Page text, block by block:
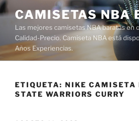
Saltar
al
contenido
CAMISETAS NBA
Las mejores camisetas NBA baratas en
Calidad-Precio. Camiseta NBA está
Años Experiencias.
ETIQUETA: NIKE CAMISETA
STATE WARRIORS CURRY